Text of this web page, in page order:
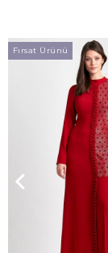
Fırsat Ürünü